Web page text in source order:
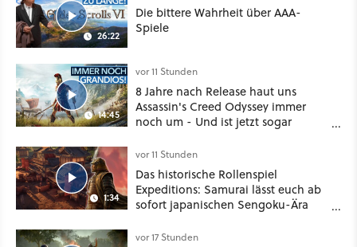
26:22
Die bittere Wahrheit über AAA-
Spiele
14:45
vor 11 Stunden
8 Jahre nach Release haut uns
Assassin's Creed Odyssey immer
noch um - Und ist jetzt sogar
1:34
vor 11 Stunden
Das historische Rollenspiel
Expeditions: Samurai lässt euch ab
sofort japanischen Sengoku-Ära
oder Diplomatie
vor 17 Stunden